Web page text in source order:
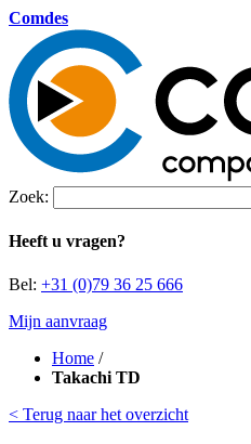
Comdes
Zoek:
Heeft u vragen?
Bel: +31 (0)79 36 25 666
Mijn aanvraag
Home /
Takachi TD
< Terug naar het overzicht